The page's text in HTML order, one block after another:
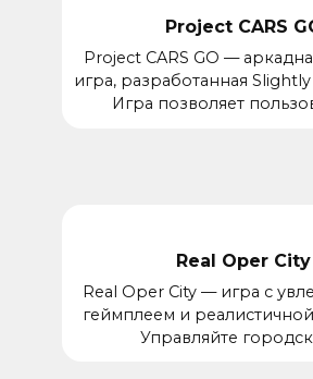
Project CARS
Project CARS GO —
игра, разработанная
Игра позволяет
Real Oper City
Real Oper City — игра с
геймплеем и
Управляйте